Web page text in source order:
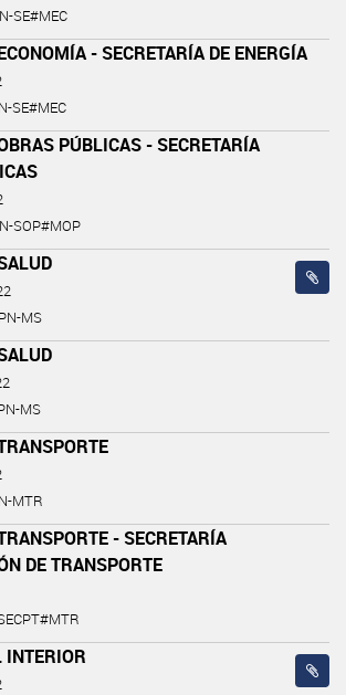
SE#MEC
- SECRETARÍA DE ENERGÍA
SE#MEC
PÚBLICAS - SECRETARÍA
SOP#MOP
MS
MS
MTR
- SECRETARÍA
DE TRANSPORTE
INTERIOR